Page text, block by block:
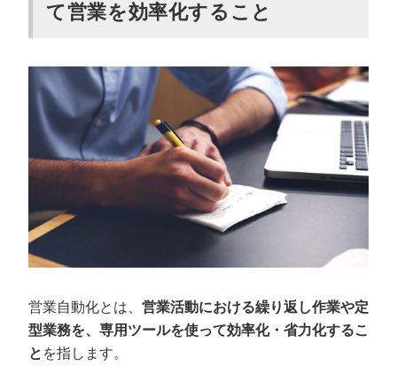
SFA：営業のデータ管理
CRM：顧客データ管理
MA：営業アプローチプロセス
営業を自動化できるおすすめのツール7選
カリトルくんAIフォーム：人力×AIのハイブリッドでフ
ォーム営業を精度高く自動化できる
Sales Platform：営業プロセス全体を効率化できる
SATORI：見込み顧客に自動的にアプローチできる
強化できる
Mazrica Sales：データ管理がしやすくなる
GeAIne：新規開拓に強みがある
て営業を効率化すること
営業自動化とは、 営業活動における繰り返し作業や定
型業務を、専用ツールを使って効率化・省力化するこ
と を指します。